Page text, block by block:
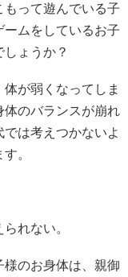
って遊んでいる子
ムをしているお子
ょうか？
が弱くなってしま
体のバランスが崩れ
は考えつかないよ
。
れない。
様のお身体は、親御